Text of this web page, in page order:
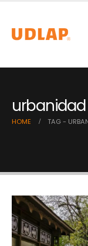
urbanidad
HOME TAG -